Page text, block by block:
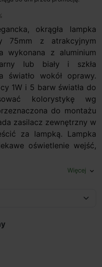
okrągła lampka
75mm z atrakcyjnym
wykonana z aluminium
lub biały i szkła
światło wokół oprawy.
1W i 5 barw światła do
kolorystykę wg
do montażu
zasilacz zewnętrzny w
za lampką. Lampka
oświetlenie wejść,
Więcej expand_more